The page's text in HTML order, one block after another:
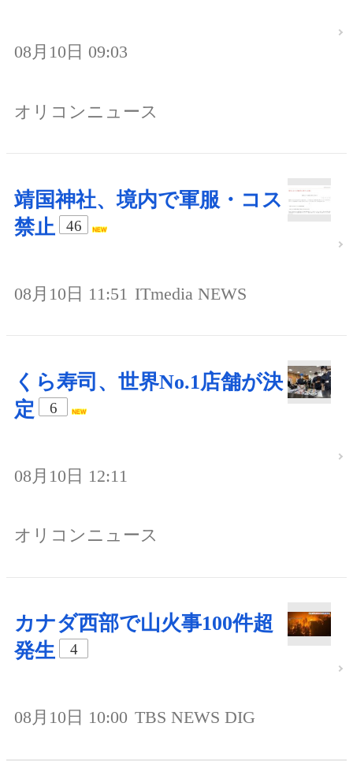
08月10日 09:03
オリコンニュース
靖国神社、境内で軍服・コス
禁止
46
08月10日 11:51 ITmedia NEWS
くら寿司、世界No.1店舗が決
定
6
08月10日 12:11
オリコンニュース
カナダ西部で山火事100件超
発生
4
08月10日 10:00 TBS NEWS DIG